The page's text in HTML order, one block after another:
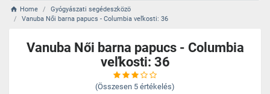
Home
Gyógyászati segédeszközö
Vanuba Női barna papucs - Columbia veľkosti: 36
Vanuba Női barna papucs - Columbia
veľkosti: 36
(Összesen 5 értékelés)